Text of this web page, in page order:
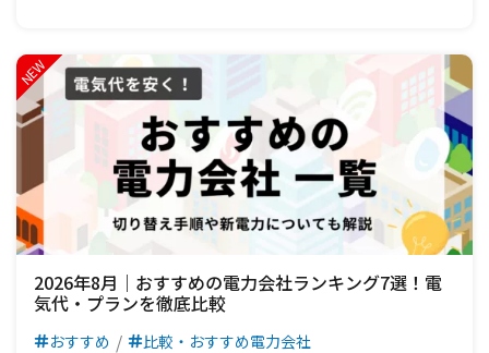
2026年8月｜おすすめの電力会社ランキング7選！電
気代・プランを徹底比較
おすすめ 比較・おすすめ電力会社